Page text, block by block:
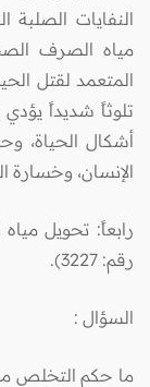
النفايات الصلبة
مياه الصرف
المتعمد لقتل
تلوثاً شديداً
أشكال الحياة،
الإنسان، وخسارة
رابعاً: تحويل
رقم: 3227).
السؤال :
ما حكم التخلص